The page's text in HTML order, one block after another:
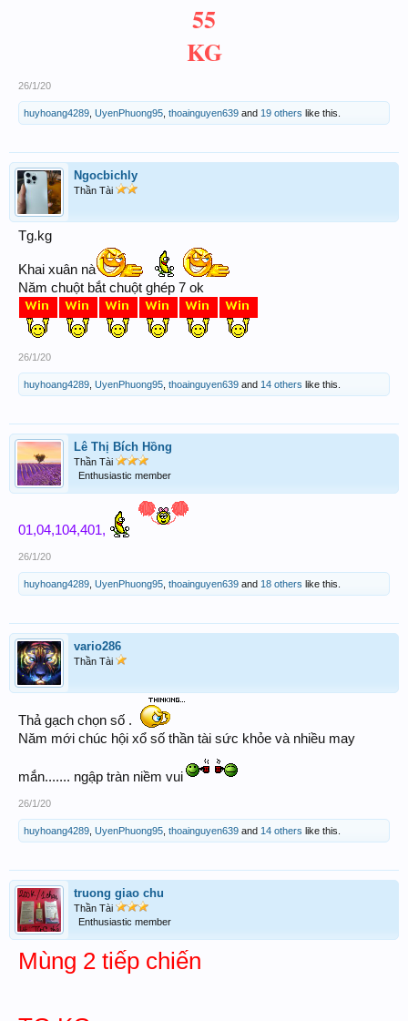
55
KG
26/1/20
huyhoang4289 UyenPhuong95 thoainguyen639 and 19 others like this.
Ngocbichly
Thần Tài
Tg.kg
Khai xuân nà
Năm chuột bắt chuột ghép 7 ok
26/1/20
huyhoang4289 UyenPhuong95 thoainguyen639 and 14 others like this.
Lê Thị Bích Hồng
Thần Tài
Enthusiastic member
01,04,104,401,
26/1/20
huyhoang4289 UyenPhuong95 thoainguyen639 and 18 others like this.
vario286
Thần Tài
Thả gạch chọn số .
Năm mới chúc hội xổ số thần tài sức khỏe và nhiều may
mắn....... ngập tràn niềm vui
26/1/20
huyhoang4289 UyenPhuong95 thoainguyen639 and 14 others like this.
truong giao chu
Thần Tài
Enthusiastic member
Mùng 2 tiếp chiến